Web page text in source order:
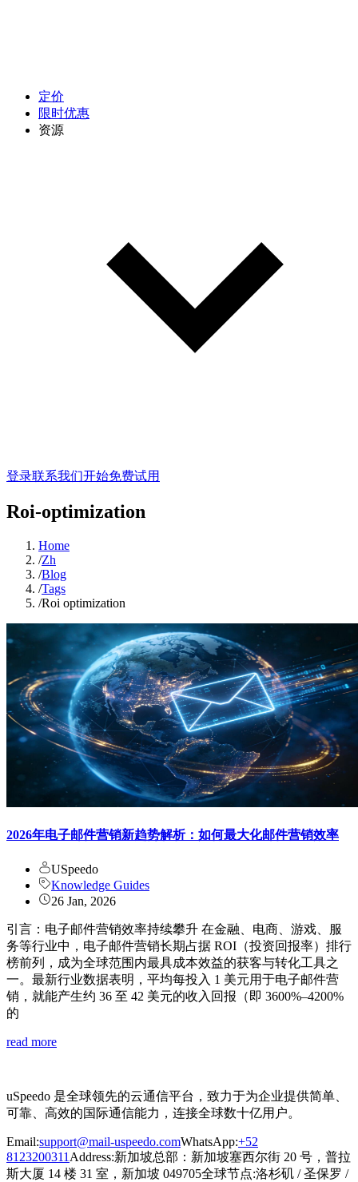
定价
限时优惠
资源
登录联系我们开始免费试用
Roi-optimization
Home
/Zh
/Blog
/Tags
/Roi optimization
2026年电子邮件营销新趋势解析：如何最大化邮件营销效率
USpeedo
Knowledge Guides
26 Jan, 2026
引言：电子邮件营销效率持续攀升 在金融、电商、游戏、服
务等行业中，电子邮件营销长期占据 ROI（投资回报率）排行
榜前列，成为全球范围内最具成本效益的获客与转化工具之
一。最新行业数据表明，平均每投入 1 美元用于电子邮件营
销，就能产生约 36 至 42 美元的收入回报（即 3600%–4200%
的
read more
uSpeedo 是全球领先的云通信平台，致力于为企业提供简单、
可靠、高效的国际通信能力，连接全球数十亿用户。
Email:support@mail-uspeedo.comWhatsApp:+52
8123200311 Address:新加坡总部：新加坡塞西尔街 20 号，普拉
斯大厦 14 楼 31 室，新加坡 049705全球节点:洛杉矶 /圣保罗 /